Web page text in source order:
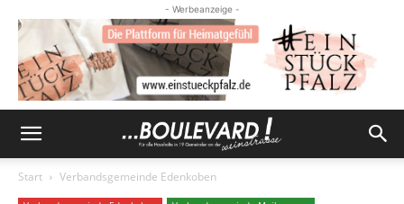
- Werbeanzeige -
Start Verbandsgemeinde Edenkoben